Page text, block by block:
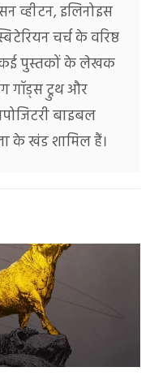
व्हीटन, इलिनोइस
चर्च के वरिष्ठ
कई पुस्तकों के लेखक
गॉड्स ट्रुथ और
बाइबल
के खंड शामिल हैं।